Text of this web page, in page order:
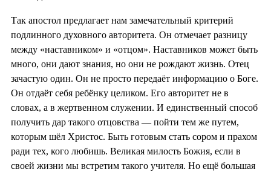
Так апостол предлагает нам замечательный критерий
подлинного духовного авторитета. Он отмечает разницу
между «наставником» и «отцом». Наставников может быть
много, они дают знания, но они не рождают жизнь. Отец
зачастую один. Он не просто передаёт информацию о Боге.
Он отдаёт себя ребёнку целиком. Его авторитет не в
словах, а в жертвенном служении. И единственный способ
получить дар такого отцовства — пойти тем же путем,
которым шёл Христос. Быть готовым стать сором и прахом
ради тех, кого любишь. Великая милость Божия, если в
своей жизни мы встретим такого учителя. Но ещё большая